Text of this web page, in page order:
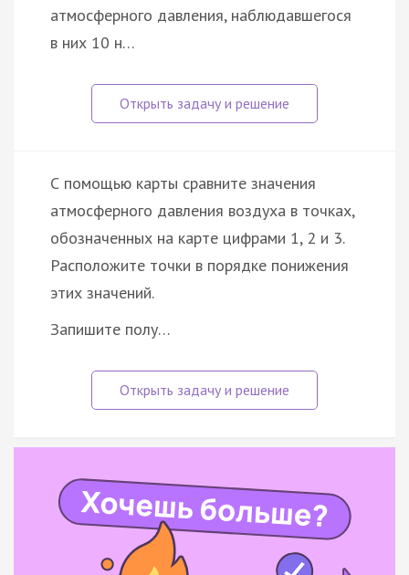
атмосферного давления, наблюдавшегося
в них 10 н…
С помощью карты сравните значения
атмосферного давления воздуха в точках,
обозначенных на карте цифрами 1, 2 и 3.
Расположите точки в порядке понижения
этих значений.
Запишите полу…